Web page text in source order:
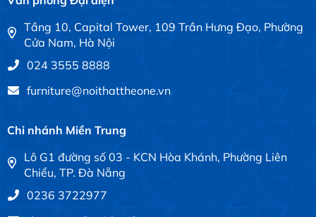
Tầng 10, Capital Tower, 109 Trần Hưng Đạo, Phường
Cửa Nam, Hà Nội
024 3555 8888
furniture@noithattheone.vn
Chi nhánh Miền Trung
Lô G1 đường số 03 - KCN Hòa Khánh, Phường Liên
Chiểu, TP. Đà Nẵng
0236 3722977